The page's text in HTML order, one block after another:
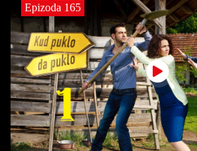
Epizoda 165